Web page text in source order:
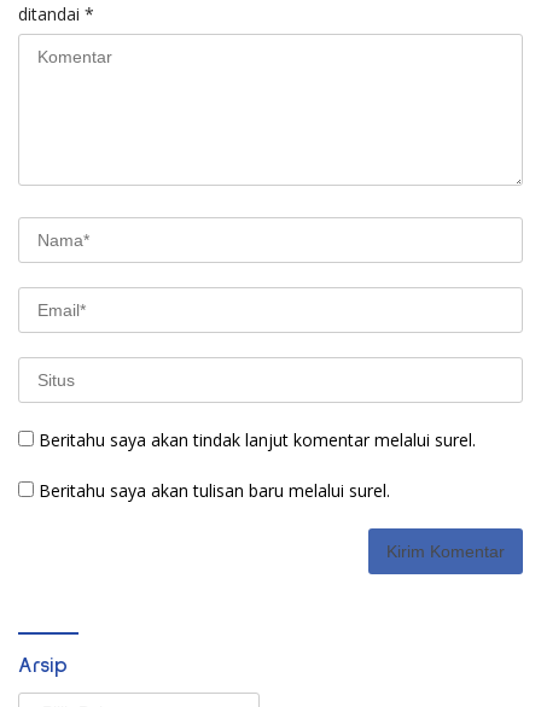
ditandai *
Beritahu saya akan tindak lanjut komentar melalui surel.
Beritahu saya akan tulisan baru melalui surel.
Arsip